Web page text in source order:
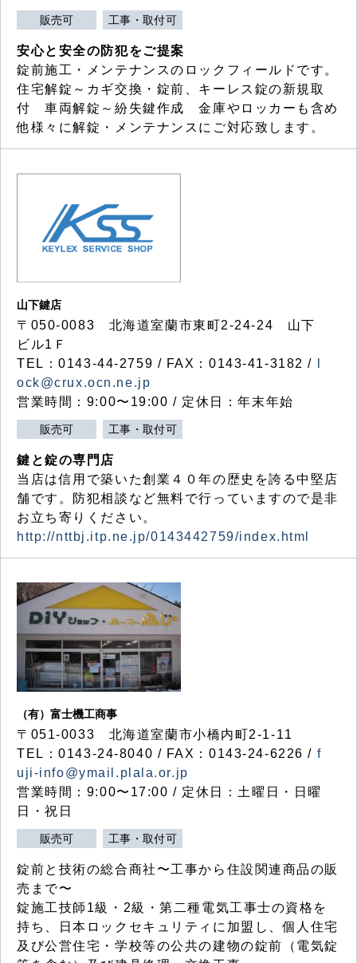
販売可 工事・取付可
安心と安全の防犯をご提案
錠前施工・メンテナンスのロックフィールドです。
住宅解錠～カギ交換・錠前、キーレス錠の新規取
付 車両解錠～紛失鍵作成 金庫やロッカーも含め
他様々に解錠・メンテナンスにご対応致します。
山下鍵店
〒050-0083 北海道室蘭市東町2-24-24 山下
ビル1Ｆ
TEL：0143-44-2759 / FAX：0143-41-3182 /
ock@crux.ocn.ne.jp
営業時間：9:00〜19:00 / 定休日：年末年始
販売可 工事・取付可
鍵と錠の専門店
当店は信用で築いた創業４０年の歴史を誇る中堅店
舗です。防犯相談など無料で行っていますので是非
お立ち寄りください。
http://nttbj.itp.ne.jp/0143442759/index.html
（有）富士機工商事
〒051-0033 北海道室蘭市小橋内町2-1-11
TEL：0143-24-8040 / FAX：0143-24-6226 / f
uji-info@ymail.plala.or.jp
営業時間：9:00〜17:00 / 定休日：土曜日・日曜
日・祝日
販売可 工事・取付可
錠前と技術の総合商社〜工事から住設関連商品の販
売まで〜
錠施工技師1級・2級・第二種電気工事士の資格を
持ち、日本ロックセキュリティに加盟し、個人住宅
及び公営住宅・学校等の公共の建物の錠前（電気錠